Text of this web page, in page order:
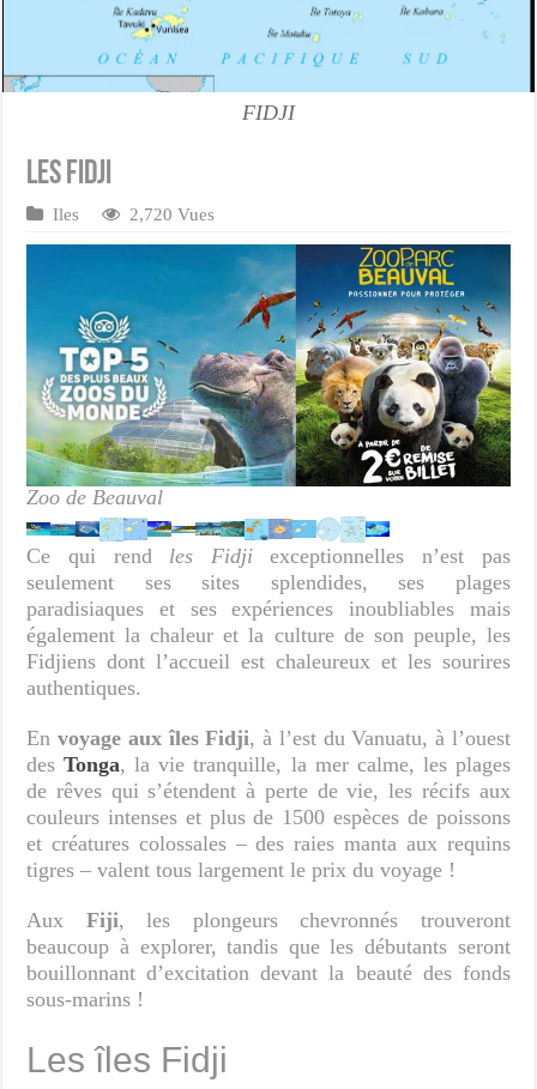
FIDJI
Les Fidji
Iles 2,720 Vues
Zoo de Beauval
Ce qui rend les Fidjiexceptionnelles n’est pas
seulement ses sites splendides, ses plages
paradisiaques et ses expériences inoubliables mais
également la chaleur et la culture de son peuple, les
Fidjiens dont l’accueil est chaleureux et les sourires
authentiques.
En voyage aux îles Fidji, à l’est du Vanuatu, à l’ouest
desTonga, la vie tranquille, la mer calme, les plages
de rêves qui s’étendent à perte de vie, les récifs aux
couleurs intenses et plus de 1500 espèces de poissons
et créatures colossales – des raies manta aux requins
tigres – valent tous largement le prix du voyage !
Aux Fiji, les plongeurs chevronnés trouveront
beaucoup à explorer, tandis que les débutants seront
bouillonnant d’excitation devant la beauté des fonds
sous-marins !
Les îles Fidji